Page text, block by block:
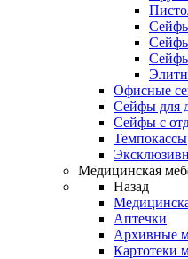
Офисные
Сейфы для
Сейфы с
Темпокассы
Медицинская
Назад
Аптечки
Архивные
Картотеки